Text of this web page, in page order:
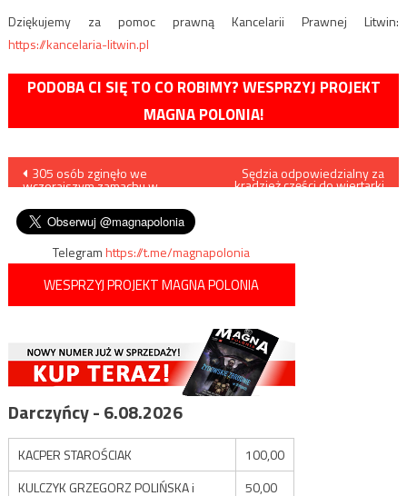
Dziękujemy za pomoc prawną Kancelarii Prawnej Litwin:
https://kancelaria-litwin.pl
PODOBA CI SIĘ TO CO ROBIMY? WESPRZYJ PROJEKT
MAGNA POLONIA!
Nawigacja
wpisu
305 osób zginęło we
wczorajszym zamachu w
Sędzia odpowiedzialny za
kradzież części do wiertarki
Telegramhttps://t.me/magnapolonia
WESPRZYJ PROJEKT MAGNA POLONIA
Darczyńcy - 6.08.2026
KACPER STAROŚCIAK
100,00
KULCZYK GRZEGORZ POLIŃSKA i
50,00